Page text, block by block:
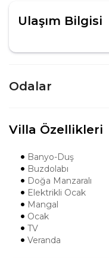
Ulaşım Bilgisi
Odalar
Villa Özellikleri
Banyo-Duş
Buzdolabı
Doğa Manzaralı
Elektrikli Ocak
Mangal
Ocak
TV
Veranda